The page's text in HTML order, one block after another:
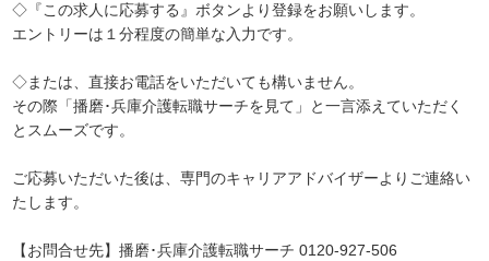
◇『この求人に応募する』ボタンより登録をお願いします。
エントリーは１分程度の簡単な入力です。
◇または、直接お電話をいただいても構いません。
その際「播磨･兵庫介護転職サーチを見て」と一言添えていただく
とスムーズです。
ご応募いただいた後は、専門のキャリアアドバイザーよりご連絡い
たします。
【お問合せ先】播磨･兵庫介護転職サーチ 0120-927-506